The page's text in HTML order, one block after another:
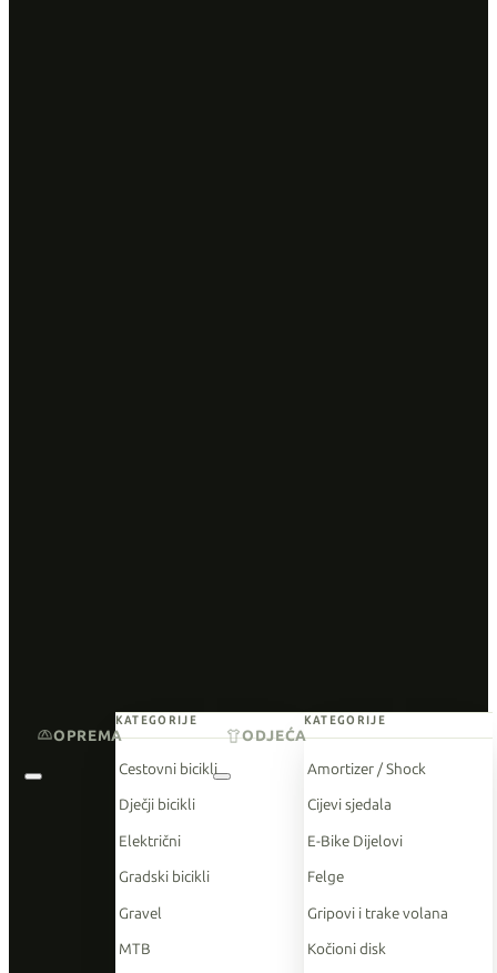
KATEGORIJE
Cestovni bicikli
Dječji bicikli
Električni
Gradski bicikli
Gravel
MTB
KATEGORIJE
Amortizer / Shock
Cijevi sjedala
E-Bike Dijelovi
Felge
Gripovi i trake volana
Kočioni disk
OPREMA ODJEĆA